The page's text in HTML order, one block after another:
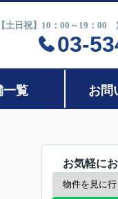
土日祝】10：00～19：00
03-
一覧 お問
お気軽に